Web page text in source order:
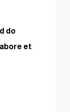
do
et